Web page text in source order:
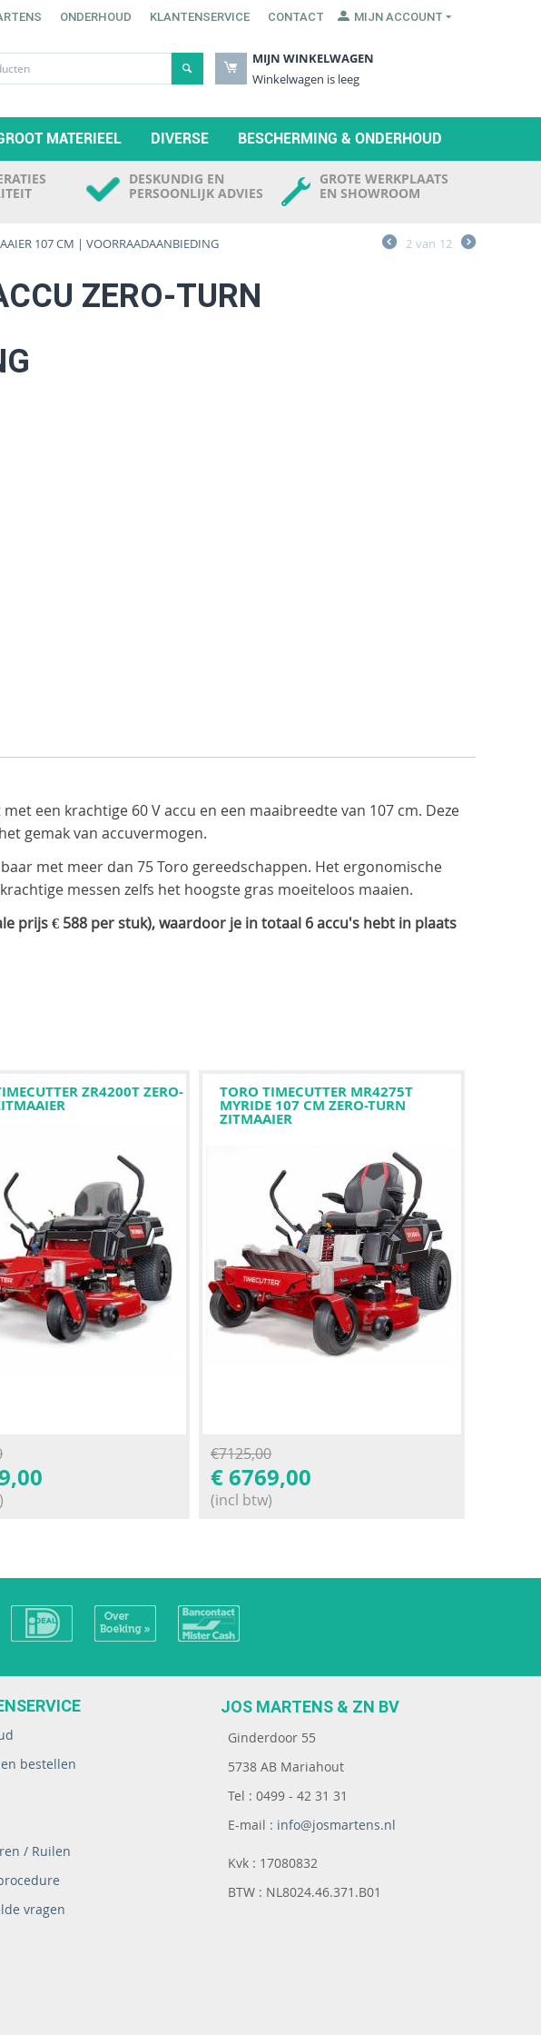
ONDERHOUD KLANTENSERVICE CONTACT MIJN ACCOUNT
MIJN WINKELWAGEN
Winkelwagen is leeg
MATERIEEL DIVERSE BESCHERMING & ONDERHOUD
DESKUNDIG EN
PERSOONLIJK ADVIES
GROTE WERKPLAATS
EN SHOWROOM
107 CM | VOORRAADAANBIEDING 2 van 12
ZERO-TURN
een krachtige 60 V accu en een maaibreedte van 107 cm. Deze
gemak van accuvermogen.
met meer dan 75 Toro gereedschappen. Het ergonomische
messen zelfs het hoogste gras moeiteloos maaien.
prijs € 588 per stuk), waardoor je in totaal 6 accu's hebt in plaats
ZR4200T ZERO- TORO TIMECUTTER MR4275T
MYRIDE 107 CM ZERO-TURN
ZITMAAIER
€7125,00
€6769,00
(incl btw)
bestellen
/ Ruilen
vragen
JOS MARTENS & ZN BV
Ginderdoor 55
5738 AB Mariahout
Tel : 0499 - 42 31 31
E-mail : info@josmartens.nl
Kvk : 17080832
BTW : NL8024.46.371.B01